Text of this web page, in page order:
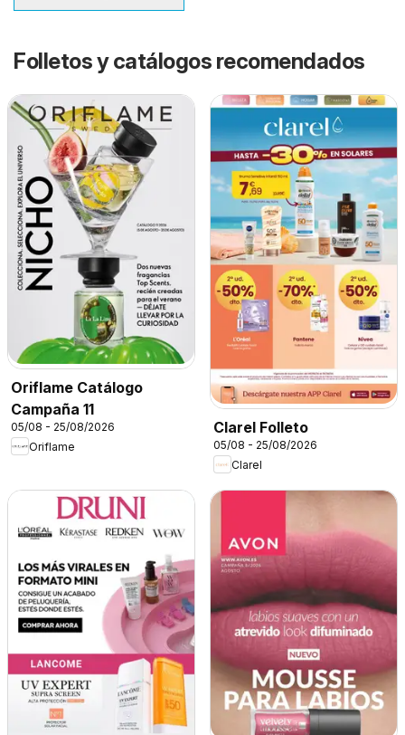
Folletos y catálogos recomendados
Oriflame Catálogo
Campaña 11
05/08 - 25/08/2026
Oriflame
Clarel Folleto
05/08 - 25/08/2026
Clarel